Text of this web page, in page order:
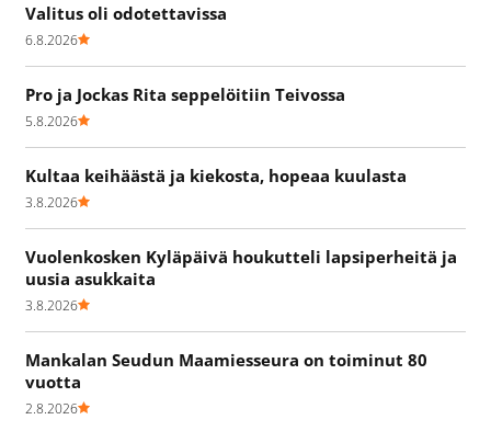
Valitus oli odotettavissa
6.8.2026
Pro ja Jockas Rita seppelöitiin Teivossa
5.8.2026
Kultaa keihäästä ja kiekosta, hopeaa kuulasta
3.8.2026
Vuolenkosken Kyläpäivä houkutteli lapsiperheitä ja
uusia asukkaita
3.8.2026
Mankalan Seudun Maamiesseura on toiminut 80
vuotta
2.8.2026